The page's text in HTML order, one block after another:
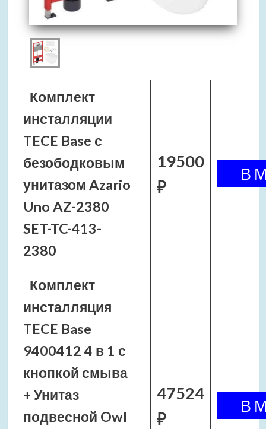
Комплект
инсталляции
TECE Base с
безободковым
унитазом Azario
Uno AZ-2380
SET-TC-413-
2380
19500
₽
Комплект
инсталляция
TECE Base
9400412 4 в 1 с
кнопкой смыва
+ Унитаз
подвесной Owl
47524
₽